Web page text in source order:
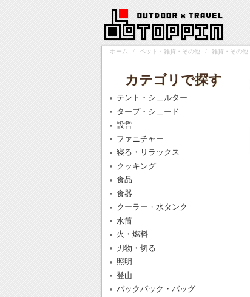
ホーム / ペット・雑貨・その他 / 雑貨・その他
カテゴリで探す
テント・シェルター
タープ・シェード
設営
ファニチャー
寝る・リラックス
クッキング
食品
食器
クーラー・水タンク
水筒
火・燃料
刃物・切る
照明
登山
バックパック・バッグ